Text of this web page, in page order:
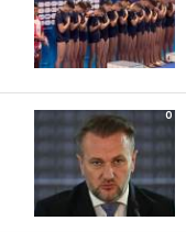
0